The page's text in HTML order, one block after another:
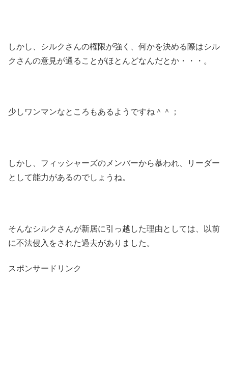
しかし、シルクさんの権限が強く、何かを決める際はシル
クさんの意見が通ることがほとんどなんだとか・・・。
少しワンマンなところもあるようですね＾＾；
しかし、フィッシャーズのメンバーから慕われ、リーダー
として能力があるのでしょうね。
そんなシルクさんが新居に引っ越した理由としては、以前
に不法侵入をされた過去がありました。
スポンサードリンク